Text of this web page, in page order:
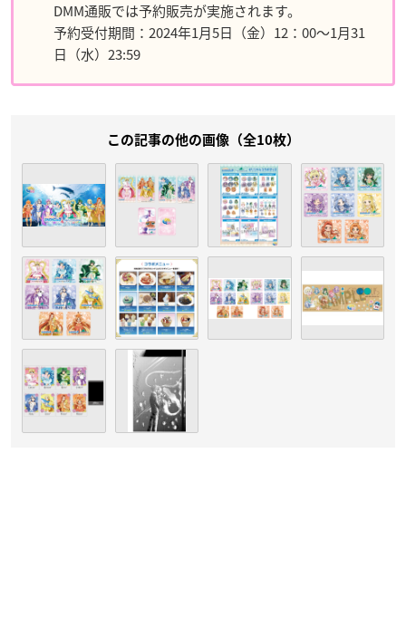
DMM通販では予約販売が実施されます。
予約受付期間：2024年1月5日（金）12：00～1月31
日（水）23:59
この記事の他の画像（全10枚）